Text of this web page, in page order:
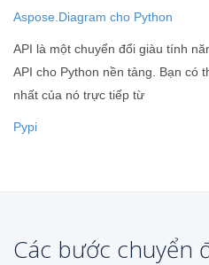
Aspose.Diagram cho Python
API là một chuyển đổi giàu tính
API cho Python nền tảng. Bạn có
nhất của nó trực tiếp từ
Pypi
Các bước chuyển